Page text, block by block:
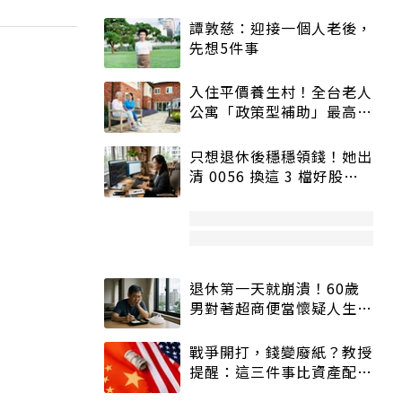
譚敦慈：迎接一個人老後，
先想5件事
入住平價養生村！全台老人
公寓「政策型補助」最高打
只想退休後穩穩領錢！她出
清 0056 換這 3 檔好股：
退休第一天就崩潰！60歲
男對著超商便當懷疑人生
戰爭開打，錢變廢紙？教授
提醒：這三件事比資產配置